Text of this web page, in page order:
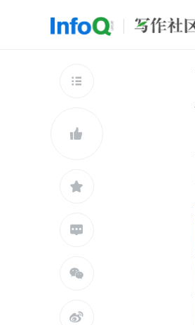
查看更多





